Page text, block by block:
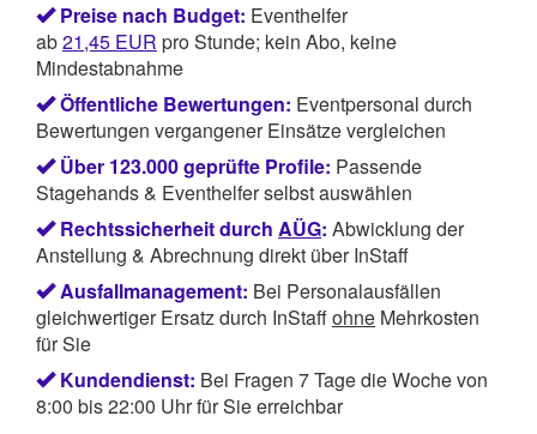
Preise nach Budget: Eventhelfer
ab21,45 EUR pro Stunde; kein Abo, keine
Mindestabnahme
Öffentliche Bewertungen: Eventpersonal durch
Bewertungen vergangener Einsätze vergleichen
Über 123.000 geprüfte Profile: Passende
Stagehands & Eventhelfer selbst auswählen
Rechtssicherheit durch AÜG: Abwicklung der
Anstellung & Abrechnung direkt über InStaff
Ausfallmanagement: Bei Personalausfällen
gleichwertiger Ersatz durch InStaffohne Mehrkosten
für Sie
Kundendienst: Bei Fragen 7 Tage die Woche von
8:00 bis 22:00 Uhr für Sie erreichbar